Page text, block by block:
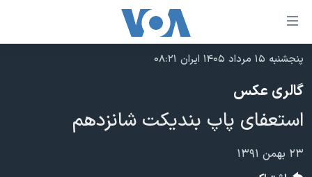
لینکهای
قابل
دسترسی
جهش
محتوای
جهش
نسخه سبک وب‌سایت
موضوع ها
آمریکا
برنامه های تلویزیونی
پنجشنبه ۱۵ مرداد ۱۴۰۵ ایران ۰۸:۲۱
گالری عکس
استعفای پاپ بندیکت شانزدهم
۲۳ بهمن ۱۳۹۱